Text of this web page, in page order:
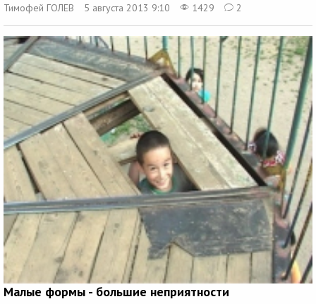
Тимофей ГОЛЕВ
5 августа 2013 9:10 1429 2
Малые формы - большие неприятности